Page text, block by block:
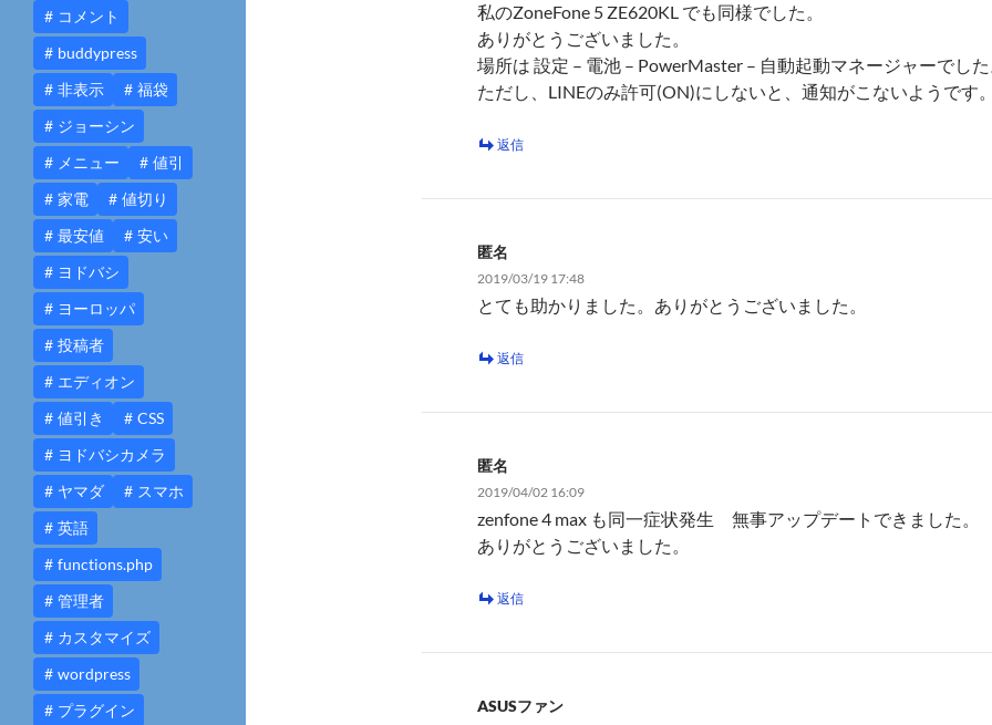
私のZoneFone 5 ZE620KL でも同様でした。
ありがとうございました。
場所は 設定 – 電池 – PowerMaster – 自動起動マネージャーでし
ただし、LINEのみ許可(ON)にしないと、通知がこないようです
返信
匿名
2019/03/19 17:48
とても助かりました。ありがとうございました。
返信
匿名
2019/04/02 16:09
zenfone 4 max も同一症状発生 無事アップデートできました。
ありがとうございました。
返信
ASUSファン
コメント
buddypress
非表示
福袋
ジョーシン
メニュー
値引
家電
値切り
最安値
安い
ヨドバシ
ヨーロッパ
投稿者
エディオン
値引き
CSS
ヨドバシカメラ
ヤマダ
スマホ
英語
functions.php
管理者
カスタマイズ
wordpress
プラグイン